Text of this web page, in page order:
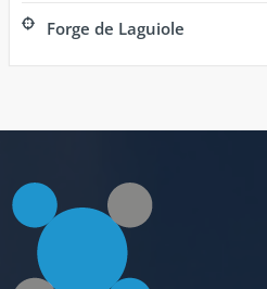
Forge de Laguiole